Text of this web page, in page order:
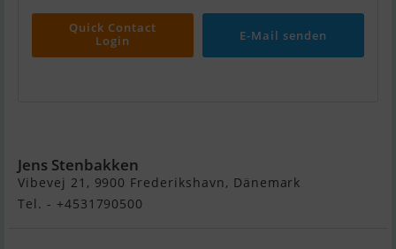
Quick Contact
Login
E-Mail senden
Jens Stenbakken
Vibevej 21, 9900 Frederikshavn, Dänemark
Tel. - +4531790500